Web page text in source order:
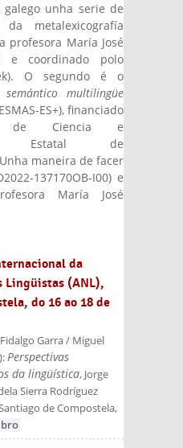
unha serie de
metalexicografía
profesora María José
e coordinado polo
O segundo é o
semántico multilingüe
ES+), financiado
de Ciencia e
Estatal de
maneira de facer
137170OB-I00) e
María José
da
Lingüistas (ANL),
do 16 ao 18 de
Garra / Miguel
):Perspectivas
da lingüística, Jorge
Sierra Rodríguez
de Compostela,